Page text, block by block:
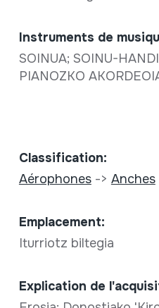
Instruments de
SOINUA; SOINU-
PIANOZKO
Classification:
Aérophones-> Anches
Emplacement:
Iturriotz biltegia
Explication de